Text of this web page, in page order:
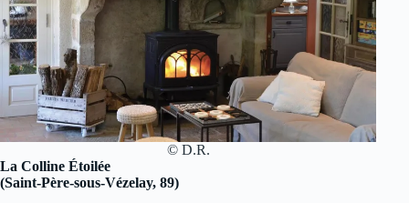
© D.R.
La Colline Étoilée
(Saint-Père-sous-Vézelay, 89)